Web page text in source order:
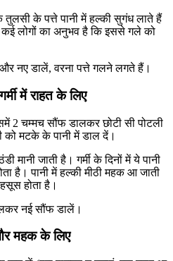
तुलसी के पत्ते पानी में हल्की सुगंध लाते हैं
लोगों का अनुभव है कि इससे गले को
नए डालें, वरना पत्ते गलने लगते हैं।
में राहत के लिए
चम्मच सौंफ डालकर छोटी सी पोटली
को मटके के पानी में डाल दें।
मानी जाती है। गर्मी के दिनों में ये पानी
है। पानी में हल्की मीठी महक आ जाती
होता है।
नई सौंफ डालें।
महक के लिए